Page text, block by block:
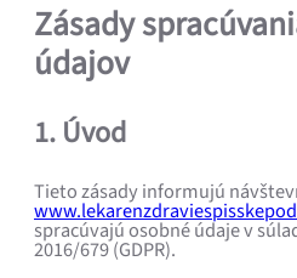
Zásady
údajov
1. Úvod
Tieto zásady informujú
spracúvajú osobné údaje v
2016/679 (GDPR).